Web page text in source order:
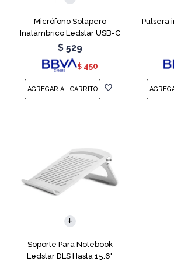
Micrófono Solapero
Inalámbrico Ledstar USB-C
$ 529
$ 450
Pulsera
Soporte Para Notebook
Ledstar DLS Hasta 15.6"